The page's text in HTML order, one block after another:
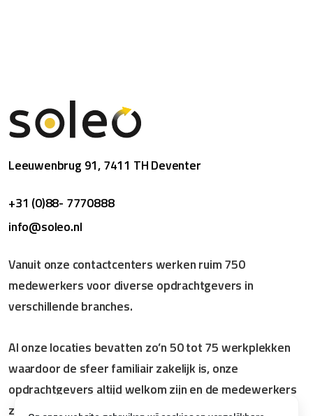
Leeuwenbrug 91, 7411 TH Deventer
+31 (0)88- 7770888
info@soleo.nl
Vanuit onze contactcenters werken ruim 750
medewerkers voor diverse opdrachtgevers in
verschillende branches.
Al onze locaties bevatten zo’n 50 tot 75 werkplekken
waardoor de sfeer familiair zakelijk is, onze
opdrachtgevers altijd welkom zijn en de medewerkers
zich snel thuis voelen.